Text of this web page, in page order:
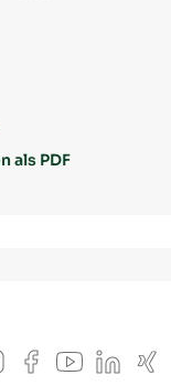
als PDF
Facebook
YouTube
LinkedIn
Xing